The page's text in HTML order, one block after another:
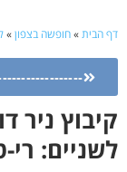
דף הבית»חופשה בצפון»
קיבוץ ניר
לשניים: